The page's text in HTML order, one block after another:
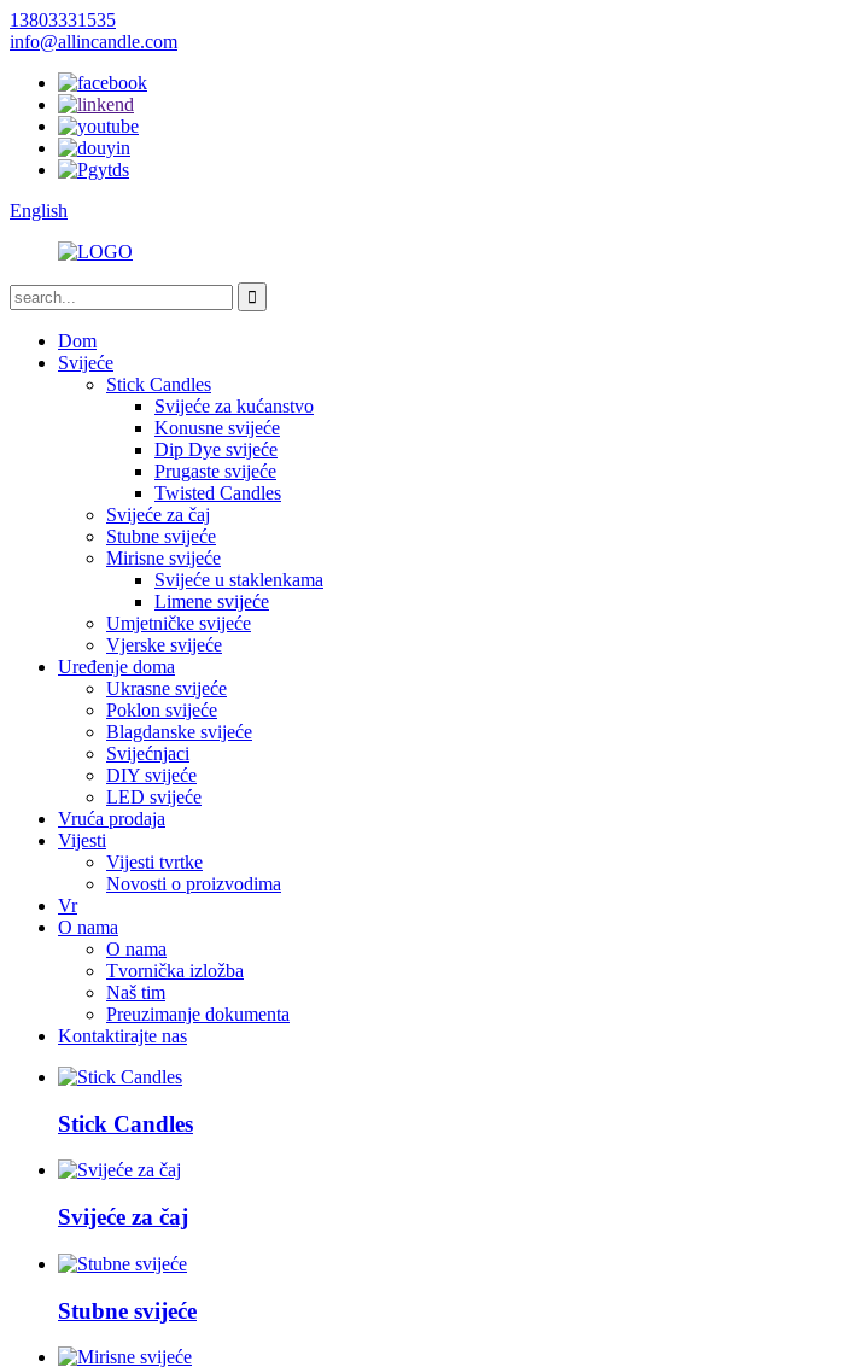
13803331535
info@allincandle.com
English
Dom
Svijeće
Stick Candles
Svijeće za kućanstvo
Konusne svijeće
Dip Dye svijeće
Prugaste svijeće
Twisted Candles
Svijeće za čaj
Stubne svijeće
Mirisne svijeće
Svijeće u staklenkama
Limene svijeće
Umjetničke svijeće
Vjerske svijeće
Uređenje doma
Ukrasne svijeće
Poklon svijeće
Blagdanske svijeće
Svijećnjaci
DIY svijeće
LED svijeće
Vruća prodaja
Vijesti
Vijesti tvrtke
Novosti o proizvodima
Vr
O nama
O nama
Tvornička izložba
Naš tim
Preuzimanje dokumenta
Kontaktirajte nas
Stick Candles
Svijeće za čaj
Stubne svijeće